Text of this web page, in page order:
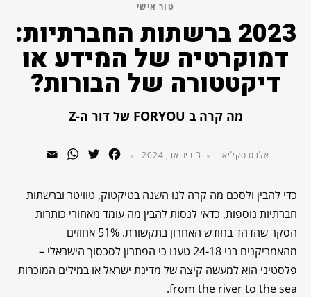
טור אישי
2023 ברשתות החברתיות:
דמוקרטיה של המידע או
דיקטטורה של הבורות?
מה קרה ב FORYOU של דור ה-Z
אלכס סקליאר 3 בינואר, 2024 Facebook
Twitter
WhatsApp
כדי להבין ולסכם מה קרה לנו השנה בטיקטוק, טוויטר וברשתות
חברתיות נוספות, כדאי לנסות להבין מה עומד מאחורי כותרות
הסקר שהדהד בחודש האחרון בתקשורת. 51% אחוזים
מהאמריקנים בני 24-18 טענו כי הפתרון לסכסוך הישראלי –
פלסטיני הוא למעשה קיצה של מדינת ישראל או במילים המוכרות
from the river to the sea.